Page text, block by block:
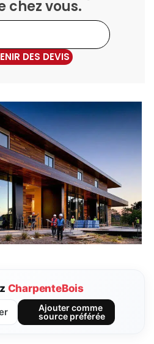
chez vous.
DES DEVIS
CharpenteBois
Ajouter comme
source préférée